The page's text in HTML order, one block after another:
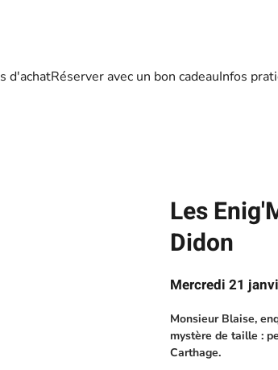
d'achatRéserver avec un bon cadeauInfos
Les
Didon
Mercredi 21
Monsieur Blaise,
mystère de taille :
Carthage.